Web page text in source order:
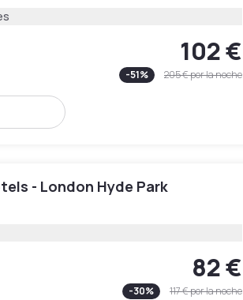
102 €
-51% 205 €por la noche
- London Hyde Park
82 €
-30% 117 €por la noche